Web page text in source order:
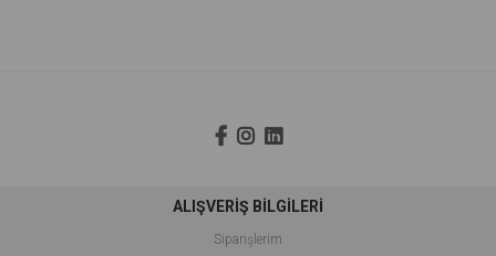
ALIŞVERİŞ BİLGİLERİ
Siparişlerim